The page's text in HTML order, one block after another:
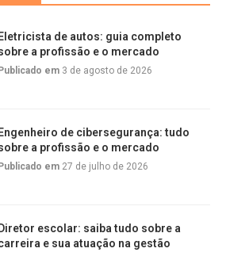
Eletricista de autos: guia completo
a profissão e o mercado
Publicado em 3 de agosto de 2026
Engenheiro de cibersegurança: tudo
a profissão e o mercado
Publicado em 27 de julho de 2026
Diretor escolar: saiba tudo sobre a
e sua atuação na gestão